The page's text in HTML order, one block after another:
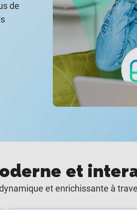
de
et
et enrichissante à